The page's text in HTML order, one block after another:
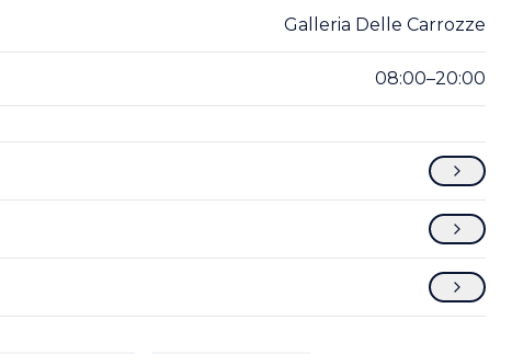
Galleria Delle Carrozze
08:00–20:00